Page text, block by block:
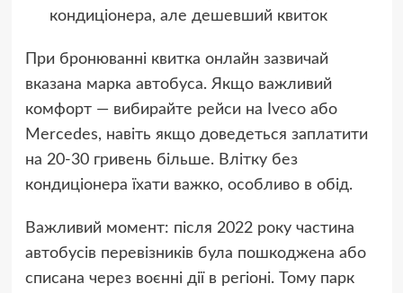
кондиціонера, але дешевший квиток
При бронюванні квитка онлайн зазвичай
вказана марка автобуса. Якщо важливий
комфорт — вибирайте рейси на Iveco або
Mercedes, навіть якщо доведеться заплатити
на 20-30 гривень більше. Влітку без
кондиціонера їхати важко, особливо в обід.
Важливий момент: після 2022 року частина
автобусів перевізників була пошкоджена або
списана через воєнні дії в регіоні. Тому парк